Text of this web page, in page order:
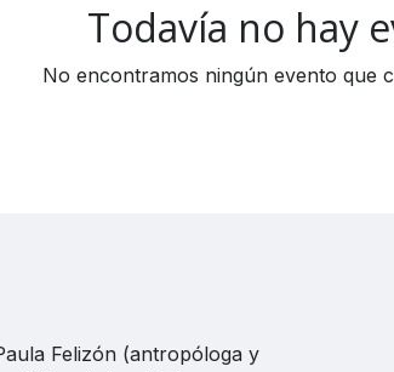
Todavía no hay
No encontramos ningún evento que
Felizón (antropóloga y